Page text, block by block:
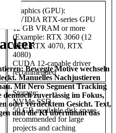
Graphics (GPU):
NVIDIA RTX-series GPU
12 GB VRAM or more
(Example: RTX 3060 (12
GB), RTX 4070, RTX
4080)
CUDA 12-capable driver
recommended
Storage:
NVMe SSD
50 GB available disk space
recommended for large
projects and caching
Bewegte Motive wechseln
Manuelles Nachjustieren
Mit Nero Segment Tracking
zuverlässig im Fokus,
oder verdecktem Gesicht. Text,
und die KI übernimmt das